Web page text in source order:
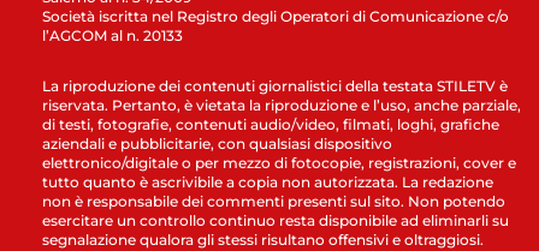
Società iscritta nel Registro degli Operatori di Comunicazione c/o
l’AGCOM al n. 20133
La riproduzione dei contenuti giornalistici della testata STILETV è
riservata. Pertanto, è vietata la riproduzione e l’uso, anche parziale,
di testi, fotografie, contenuti audio/video, filmati, loghi, grafiche
aziendali e pubblicitarie, con qualsiasi dispositivo
elettronico/digitale o per mezzo di fotocopie, registrazioni, cover e
tutto quanto è ascrivibile a copia non autorizzata. La redazione
non è responsabile dei commenti presenti sul sito. Non potendo
esercitare un controllo continuo resta disponibile ad eliminarli su
segnalazione qualora gli stessi risultano offensivi e oltraggiosi.